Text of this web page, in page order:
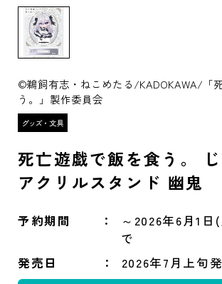
©鵜飼有志・ねこめたる/KADOKAWA/「
う。」製作委員会
死亡遊戯で飯を食う。
アクリルスタンド 幽鬼
予約期間
～2026年6月1日
で
発売日
2026年7月上旬